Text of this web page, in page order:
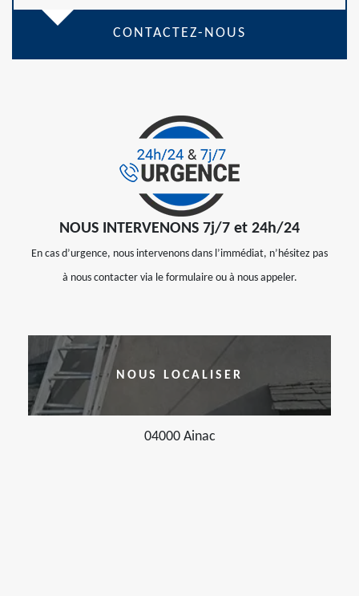
CONTACTEZ-NOUS
NOUS INTERVENONS 7j/7 et 24h/24
En cas d’urgence, nous intervenons dans l’immédiat, n’hésitez pas
à nous contacter via le formulaire ou à nous appeler.
NOUS LOCALISER
04000 Ainac